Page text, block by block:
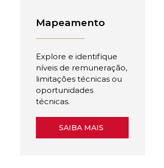
Mapeamento
Explore e identifique
níveis de remuneração,
limitações técnicas ou
oportunidades
técnicas.
SAIBA MAIS